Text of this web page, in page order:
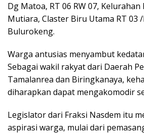
Dg Matoa, RT 06 RW 07, Kelurahan
Mutiara, Claster Biru Utama RT 03
Bulurokeng.
Warga antusias menyambut
Sebagai wakil rakyat dari Daerah
Tamalanrea dan Biringkanaya,
diharapkan dapat mengakomodir
Legislator dari Fraksi Nasdem itu
aspirasi warga, mulai dari